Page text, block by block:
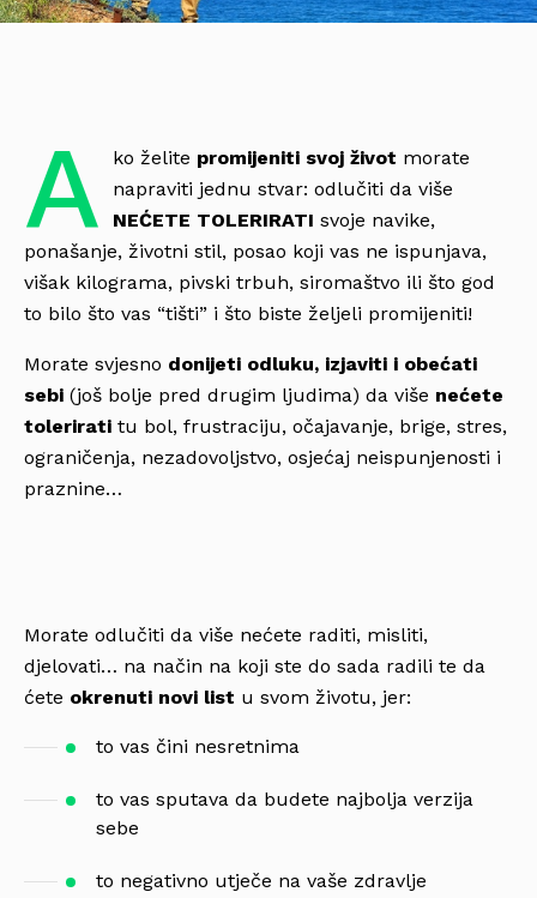
A ko želite promijeniti svoj život morate
napraviti jednu stvar: odlučiti da više
NEĆETE TOLERIRATI svoje navike,
ponašanje, životni stil, posao koji vas ne ispunjava,
višak kilograma, pivski trbuh, siromaštvo ili što god
to bilo što vas “tišti” i što biste željeli promijeniti!
Morate svjesno donijeti odluku, izjaviti i obećati
sebi (još bolje pred drugim ljudima) da više nećete
tolerirati tu bol, frustraciju, očajavanje, brige, stres,
ograničenja, nezadovoljstvo, osjećaj neispunjenosti i
praznine…
Morate odlučiti da više nećete raditi, misliti,
djelovati… na način na koji ste do sada radili te da
ćete okrenuti novi list u svom životu, jer:
to vas čini nesretnima
to vas sputava da budete najbolja verzija
sebe
to negativno utječe na vaše zdravlje